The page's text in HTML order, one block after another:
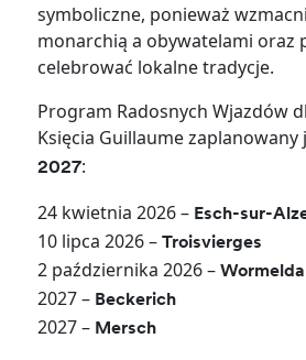
symboliczne, ponieważ
monarchią a obywatelami oraz
celebrować lokalne tradycje.
Program Radosnych Wjazdów
Księcia Guillaume
2027:
24 kwietnia 2026 – Esch-sur-
10 lipca 2026 –Troisvierges
2 października 2026 –
2027 – Beckerich
2027 – Mersch